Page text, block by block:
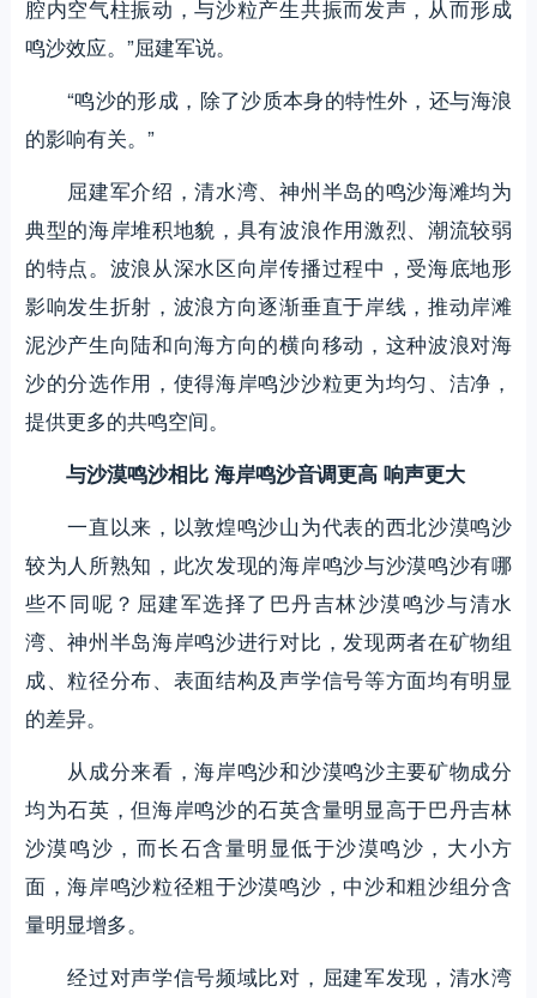
腔内空气柱振动，与沙粒产生共振而发声，从而形成
鸣沙效应。”屈建军说。
“鸣沙的形成，除了沙质本身的特性外，还与海浪
的影响有关。”
屈建军介绍，清水湾、神州半岛的鸣沙海滩均为
典型的海岸堆积地貌，具有波浪作用激烈、潮流较弱
的特点。波浪从深水区向岸传播过程中，受海底地形
影响发生折射，波浪方向逐渐垂直于岸线，推动岸滩
泥沙产生向陆和向海方向的横向移动，这种波浪对海
沙的分选作用，使得海岸鸣沙沙粒更为均匀、洁净，
提供更多的共鸣空间。
与沙漠鸣沙相比 海岸鸣沙音调更高 响声更大
一直以来，以敦煌鸣沙山为代表的西北沙漠鸣沙
较为人所熟知，此次发现的海岸鸣沙与沙漠鸣沙有哪
些不同呢？屈建军选择了巴丹吉林沙漠鸣沙与清水
湾、神州半岛海岸鸣沙进行对比，发现两者在矿物组
成、粒径分布、表面结构及声学信号等方面均有明显
的差异。
从成分来看，海岸鸣沙和沙漠鸣沙主要矿物成分
均为石英，但海岸鸣沙的石英含量明显高于巴丹吉林
沙漠鸣沙，而长石含量明显低于沙漠鸣沙，大小方
面，海岸鸣沙粒径粗于沙漠鸣沙，中沙和粗沙组分含
量明显增多。
经过对声学信号频域比对，屈建军发现，清水湾